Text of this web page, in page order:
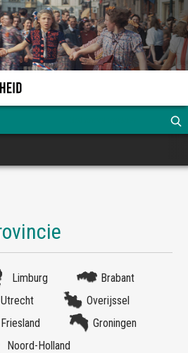
Limburg
Brabant
Utrecht
Overijssel
Friesland
Groningen
Noord-Holland